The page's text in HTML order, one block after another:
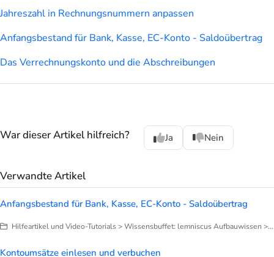
Jahreszahl in Rechnungsnummern anpassen
Anfangsbestand für Bank, Kasse, EC-Konto - Saldoübertrag
Das Verrechnungskonto und die Abschreibungen
War dieser Artikel hilfreich? Ja Nein
Verwandte Artikel
Anfangsbestand für Bank, Kasse, EC-Konto - Saldoübertrag
Hilfeartikel und Video-Tutorials > Wissensbuffet: lemniscus Aufbauwissen > Finanzen > Jahreswechsel
Kontoumsätze einlesen und verbuchen